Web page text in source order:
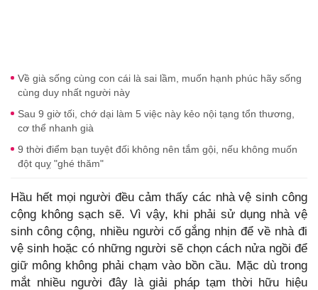
Về già sống cùng con cái là sai lầm, muốn hạnh phúc hãy sống
cùng duy nhất người này
Sau 9 giờ tối, chớ dại làm 5 việc này kẻo nội tạng tổn thương,
cơ thể nhanh già
9 thời điểm bạn tuyệt đối không nên tắm gội, nếu không muốn
đột quỵ "ghé thăm"
Hầu hết mọi người đều cảm thấy các nhà vệ sinh công
cộng không sạch sẽ. Vì vậy, khi phải sử dụng nhà vệ
sinh công cộng, nhiều người cố gắng nhịn để về nhà đi
vệ sinh hoặc có những người sẽ chọn cách nửa ngồi để
giữ mông không phải chạm vào bồn cầu. Mặc dù trong
mắt nhiều người đây là giải pháp tạm thời hữu hiệu